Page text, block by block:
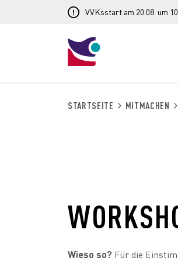
VVKsstart am 20.08. um
STARTSEITE MITMACHEN
Wieso so? Für die